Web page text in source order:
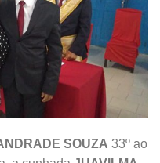
SOUZA 33º ao